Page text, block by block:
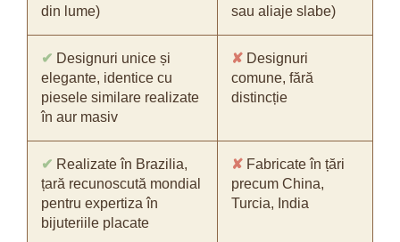
din lume)
sau aliaje slabe)
✔ Designuri unice și
elegante, identice cu
piesele similare realizate
în aur masiv
✘ Designuri
comune, fără
distincție
✔ Realizate în Brazilia,
țară recunoscută mondial
pentru expertiza în
bijuteriile placate
✘ Fabricate în țări
precum China,
Turcia, India